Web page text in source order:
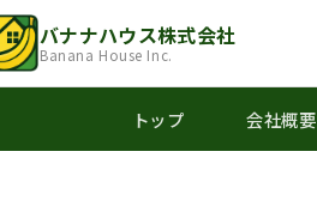
バナナハウス株式会社
Banana House Inc.
トップ 会社概要